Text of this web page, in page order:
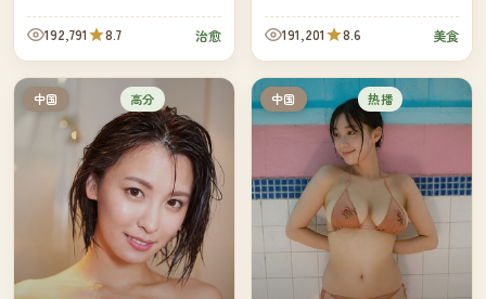
对白，灯影里却写满了城市最深
的沉默。
192,791 8.7 治愈
法对家人言说的心事，由一道菜
替他们说完。
191,201 8.6 美食
中国 高分 中国 热播